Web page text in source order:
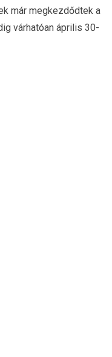
már megkezdődtek a
várhatóan április 30-